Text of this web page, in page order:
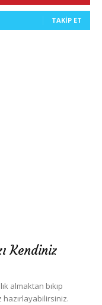
TAKIP ET
Kendiniz
almaktan bıkıp
hazırlayabilirsiniz.